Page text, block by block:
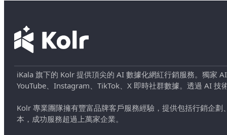
iKala 旗下的 Kolr 提供頂尖的 AI 數據化網紅行銷服務。獨家
YouTube、Instagram、TikTok、X 即時社群數據。透過 AI
Kolr 專業團隊擁有豐富品牌客戶服務經驗，提供包括行銷企
本，成功服務超過上萬家企業。